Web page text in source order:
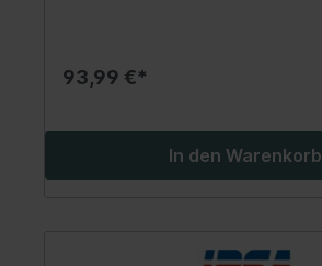
93,99 €*
In den Warenkorb